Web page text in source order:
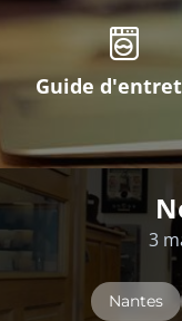
Guide
3
Nantes